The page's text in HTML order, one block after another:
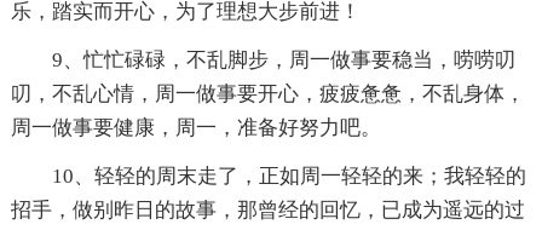
乐，踏实而开心，为了理想大步前进！
9、忙忙碌碌，不乱脚步，周一做事要稳当，唠唠叨
叨，不乱心情，周一做事要开心，疲疲惫惫，不乱身体，
周一做事要健康，周一，准备好努力吧。
10、轻轻的周末走了，正如周一轻轻的来；我轻轻的
招手，做别昨日的故事，那曾经的回忆，已成为遥远的过